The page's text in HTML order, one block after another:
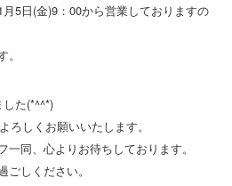
5日(金)9：00から営業しておりますの
た(*^^*)
ろしくお願いいたします。
同、心よりお待ちしております。
しください。